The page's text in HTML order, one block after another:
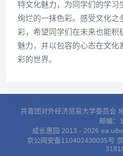
特文化魅力，为同学们的学习
绚烂的一抹色彩。感受文化之
彩，希望同学们在未来也能积
魅力，并以包容的心态在文化
彩的世界。
共青团对外经济贸易大学委员会
邮编：
成长惠园 2013 - 2026
京公网安备110402430035号